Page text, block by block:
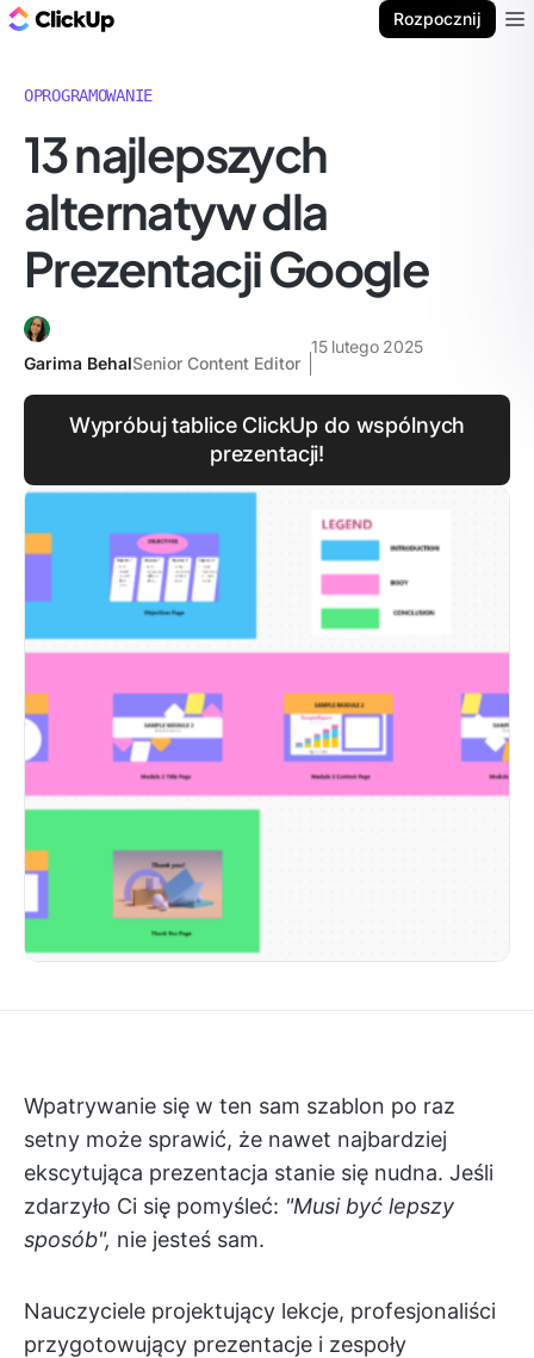
Rozpocznij
OPROGRAMOWANIE
13 najlepszych
alternatyw dla
Prezentacji Google
Garima BehalSenior Content Editor
15 lutego 2025
Wypróbuj tablice ClickUp do wspólnych
prezentacji!
Wpatrywanie się w ten sam szablon po raz
setny może sprawić, że nawet najbardziej
ekscytująca prezentacja stanie się nudna. Jeśli
zdarzyło Ci się pomyśleć: "Musi być lepszy
sposób", nie jesteś sam.
Nauczyciele projektujący lekcje, profesjonaliści
przygotowujący prezentacje i zespoły